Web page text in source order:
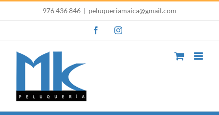
al
976 436 846 | peluqueriamaica@gmail.com
FacebookInstagram